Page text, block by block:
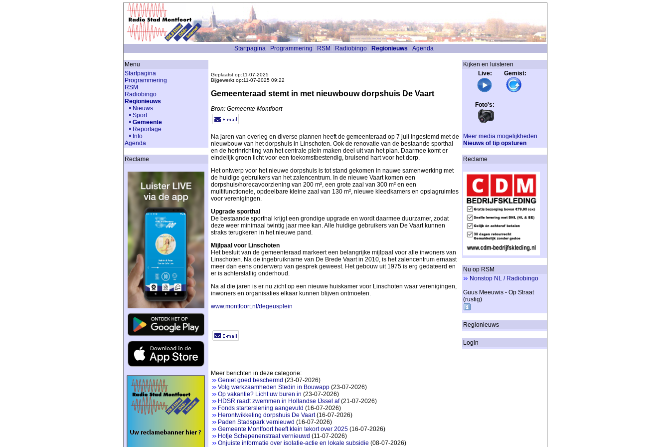
Startpagina Programmering RSM Radiobingo Regionieuws Agenda
Menu
Startpagina
Programmering
RSM
Radiobingo
Regionieuws
Nieuws
Sport
Gemeente
Reportage
Info
Agenda
Reclame
Geplaatst op:11-07-2025
Bijgewerkt op:11-07-2025 09:22
Gemeenteraad stemt in met nieuwbouw dorpshuis De Vaart
Bron: Gemeente Montfoort
Na jaren van overleg en diverse plannen heeft de gemeenteraad op 7 juli ingestemd met de
nieuwbouw van het dorpshuis in Linschoten. Ook de renovatie van de bestaande sporthal
en de herinrichting van het centrale plein maken deel uit van het plan. Daarmee komt er
eindelijk groen licht voor een toekomstbestendig, bruisend hart voor het dorp.
Het ontwerp voor het nieuwe dorpshuis is tot stand gekomen in nauwe samenwerking met
de huidige gebruikers van het zalencentrum. In de nieuwe Vaart komen een
dorpshuis/horecavoorziening van 200 m², een grote zaal van 300 m² en een
multifunctionele, opdeelbare kleine zaal van 130 m², nieuwe kleedkamers en opslagruimtes
voor verenigingen.
Upgrade sporthal
De bestaande sporthal krijgt een grondige upgrade en wordt daarmee duurzamer, zodat
deze weer minimaal twintig jaar mee kan. Alle huidige gebruikers van De Vaart kunnen
straks terugkeren in het nieuwe pand.
Mijlpaal voor Linschoten
Het besluit van de gemeenteraad markeert een belangrijke mijlpaal voor alle inwoners van
Linschoten. Na de ingebruikname van De Brede Vaart in 2010, is het zalencentrum ernaast
meer dan eens onderwerp van gesprek geweest. Het gebouw uit 1975 is erg gedateerd en
er is achterstallig onderhoud.
Na al die jaren is er nu zicht op een nieuwe huiskamer voor Linschoten waar verenigingen,
inwoners en organisaties elkaar kunnen blijven ontmoeten.
www.montfoort.nl/degeusplein
Meer berichten in deze categorie:
Geniet goed beschermd (23-07-2026)
Volg werkzaamheden Stedin in Bouwapp(23-07-2026)
Op vakantie? Licht uw buren in (23-07-2026)
HDSR raadt zwemmen in Hollandse IJssel af(21-07-2026)
Fonds starterslening aangevuld (16-07-2026)
Herontwikkeling dorpshuis De Vaart(16-07-2026)
Paden Stadspark vernieuwd (16-07-2026)
Gemeente Montfoort heeft klein tekort over 2025(16-07-2026)
Hofje Schepenenstraat vernieuwd (11-07-2026)
Onjuiste informatie over isolatie-actie en lokale subsidie (08-07-2026)
Kijken en luisteren
Live: Gemist:
Foto's:
Meer media mogelijkheden
Nieuws of tip opsturen
Reclame
Nu op RSM
Nonstop NL / Radiobingo
Guus Meeuwis - Op Straat
(rustig)
Regionieuws
Login